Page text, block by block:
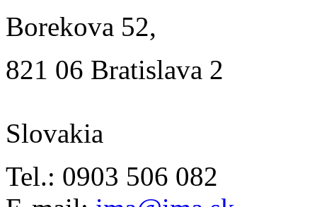
Borekova 52,
821 06 Bratislava 2
Slovakia
Tel.: 0903 506 082